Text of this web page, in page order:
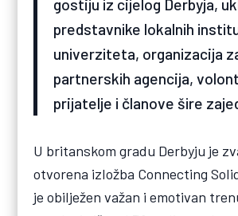
gostiju iz cijelog Derbyja,
predstavnike lokalnih
univerziteta, organizacija
partnerskih agencija,
prijatelje i članove šire
U britanskom gradu Derbyju je
otvorena izložba Connecting
je obilježen važan i emotivan